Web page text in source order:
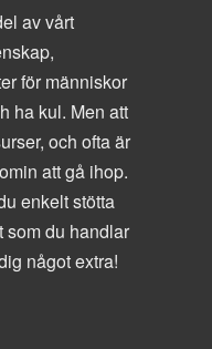
av vårt
för människor
ha kul. Men att
och ofta är
att gå ihop.
enkelt stötta
som du handlar
något extra!